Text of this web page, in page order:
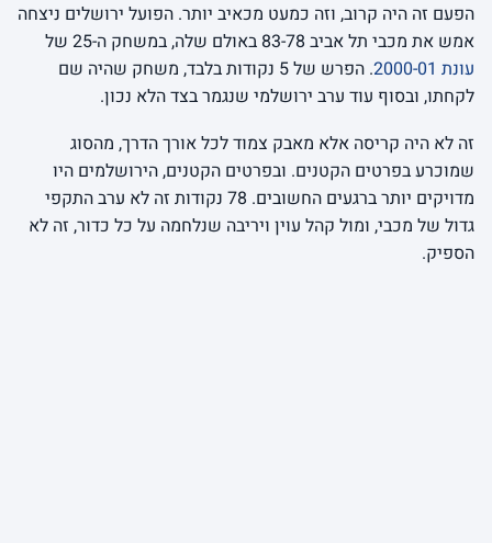
הפעם זה היה קרוב, וזה כמעט מכאיב יותר. הפועל ירושלים ניצחה
אמש את מכבי תל אביב 83-78 באולם שלה, במשחק ה-25 של
עונת 2000-01
. הפרש של 5 נקודות בלבד, משחק שהיה שם
לקחתו, ובסוף עוד ערב ירושלמי שנגמר בצד הלא נכון.
זה לא היה קריסה אלא מאבק צמוד לכל אורך הדרך, מהסוג
שמוכרע בפרטים הקטנים. ובפרטים הקטנים, הירושלמים היו
מדויקים יותר ברגעים החשובים. 78 נקודות זה לא ערב התקפי
גדול של מכבי, ומול קהל עוין ויריבה שנלחמה על כל כדור, זה לא
הספיק.